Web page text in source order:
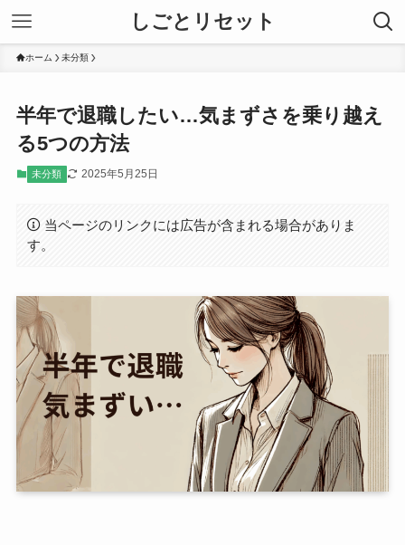
しごとリセット
ホーム 未分類
半年で退職したい…気まずさを乗り越え
る5つの方法
未分類 2025年5月25日
当ページのリンクには広告が含まれる場合がありま
す。